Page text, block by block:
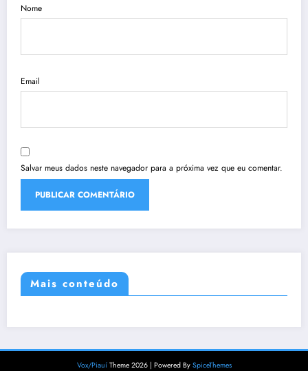
Nome
Email
Salvar meus dados neste navegador para a próxima vez que eu comentar.
Mais conteúdo
Vox/Piauí Theme 2026 | Powered By SpiceThemes